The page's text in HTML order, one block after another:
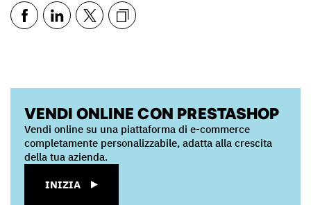
VENDI ONLINE CON PRESTASHOP
Vendi online su una piattaforma di e-commerce
completamente personalizzabile, adatta alla crescita
della tua azienda.
INIZIA